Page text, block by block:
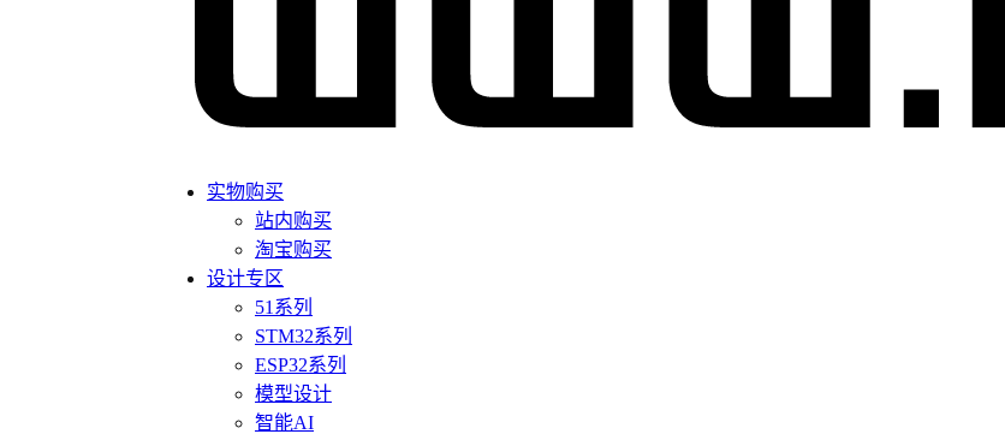
实物购买
站内购买
淘宝购买
设计专区
51系列
STM32系列
ESP32系列
模型设计
智能AI